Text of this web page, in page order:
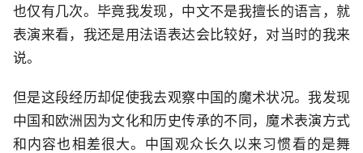
也仅有几次。毕竟我发现，中文不是我擅长的语言，就
表演来看，我还是用法语表达会比较好，对当时的我来
说。
但是这段经历却促使我去观察中国的魔术状况。我发现
中国和欧洲因为文化和历史传承的不同，魔术表演方式
和内容也相差很大。中国观众长久以来习惯看的是舞